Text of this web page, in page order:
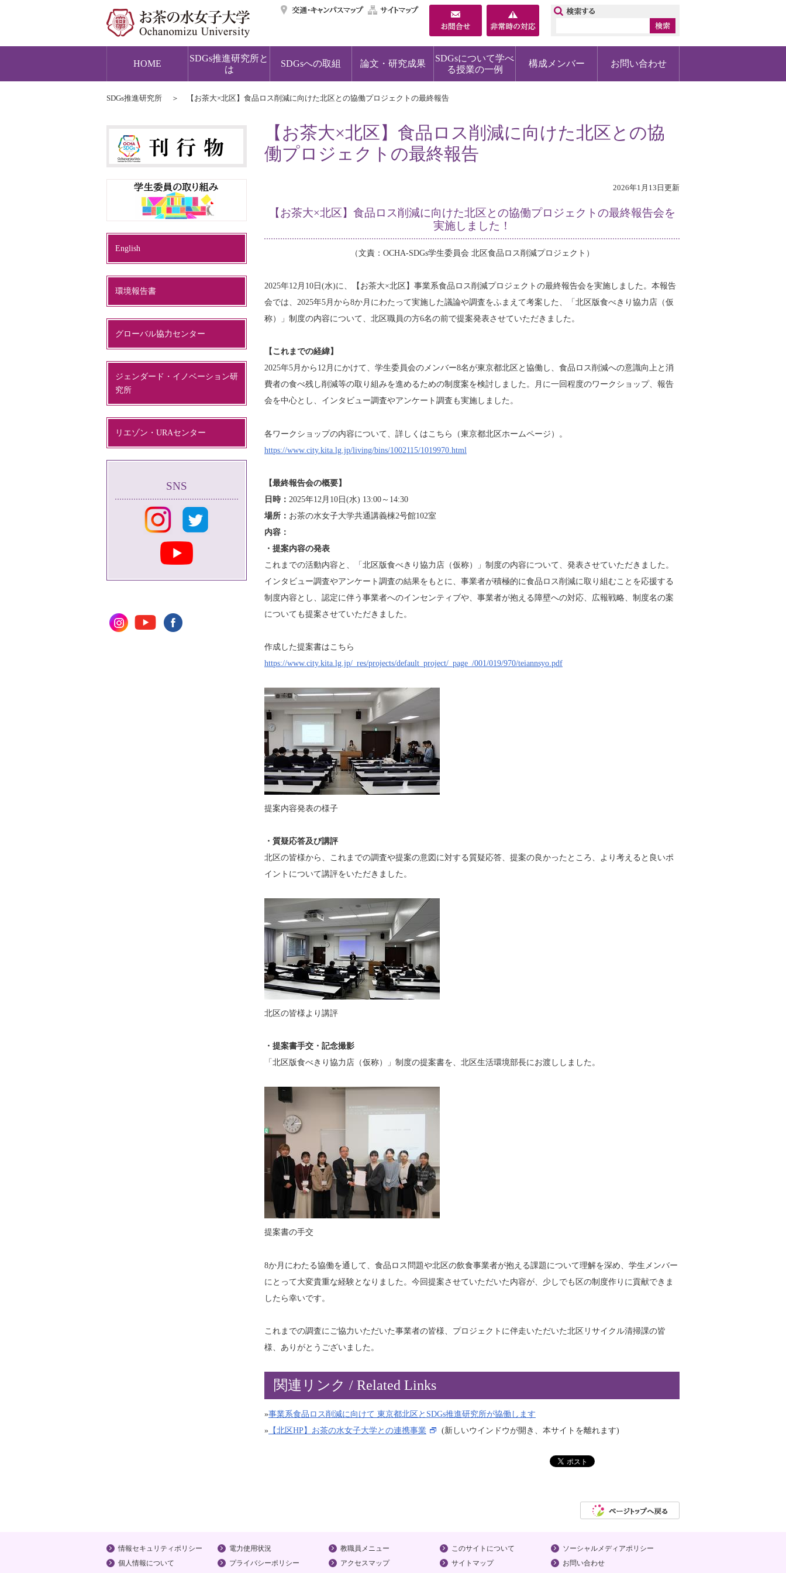
交通・キャンパスマップ
サイトマップ
HOME
SDGs推進研究所と
は
SDGsへの取組 論文・研究成果
SDGsについて学べ
る授業の一例
構成メンバー お問い合わせ
SDGs推進研究所 【お茶大×北区】食品ロス削減に向けた北区との協働プロジェクトの最終報告
【お茶大×北区】食品ロス削減に向けた北区との協
働プロジェクトの最終報告
2026年1月13日更新
【お茶大×北区】食品ロス削減に向けた北区との協働プロジェクトの最終報告会を
実施しました！
（文責：OCHA-SDGs学生委員会 北区食品ロス削減プロジェクト）
2025年12月10日(水)に、【お茶大×北区】事業系食品ロス削減プロジェクトの最終報告会を実施しました。本報告
会では、2025年5月から8か月にわたって実施した議論や調査をふまえて考案した、「北区版食べきり協力店（仮
称）」制度の内容について、北区職員の方6名の前で提案発表させていただきました。
【これまでの経緯】
2025年5月から12月にかけて、学生委員会のメンバー8名が東京都北区と協働し、食品ロス削減への意識向上と消
費者の食べ残し削減等の取り組みを進めるための制度案を検討しました。月に一回程度のワークショップ、報告
会を中心とし、インタビュー調査やアンケート調査も実施しました。
各ワークショップの内容について、詳しくはこちら（東京都北区ホームページ）。
https://www.city.kita.lg.jp/living/bins/1002115/1019970.html
【最終報告会の概要】
日時： 2025年12月10日(水) 13:00～14:30
場所： お茶の水女子大学共通講義棟2号館102室
内容：
・提案内容の発表
これまでの活動内容と、「北区版食べきり協力店（仮称）」制度の内容について、発表させていただきました。
インタビュー調査やアンケート調査の結果をもとに、事業者が積極的に食品ロス削減に取り組むことを応援する
制度内容とし、認定に伴う事業者へのインセンティブや、事業者が抱える障壁への対応、広報戦略、制度名の案
についても提案させていただきました。
作成した提案書はこちら
https://www.city.kita.lg.jp/_res/projects/default_project/_page_/001/019/970/teiannsyo.pdf
提案内容発表の様子
・質疑応答及び講評
北区の皆様から、これまでの調査や提案の意図に対する質疑応答、提案の良かったところ、より考えると良いポ
イントについて講評をいただきました。
北区の皆様より講評
・提案書手交・記念撮影
「北区版食べきり協力店（仮称）」制度の提案書を、北区生活環境部長にお渡ししました。
提案書の手交
8か月にわたる協働を通して、食品ロス問題や北区の飲食事業者が抱える課題について理解を深め、学生メンバー
にとって大変貴重な経験となりました。今回提案させていただいた内容が、少しでも区の制度作りに貢献できま
したら幸いです。
これまでの調査にご協力いただいた事業者の皆様、プロジェクトに伴走いただいた北区リサイクル清掃課の皆
様、ありがとうございました。
関連リンク / Related Links
»事業系食品ロス削減に向けて 東京都北区とSDGs推進研究所が協働します
» 【北区HP】お茶の水女子大学との連携事業 (新しいウインドウが開き、本サイトを離れます)
English
環境報告書
グローバル協力センター
ジェンダード・イノベーション研
究所
リエゾン・URAセンター
SNS
情報セキュリティポリシー 電力使用状況 教職員メニュー このサイトについて ソーシャルメディアポリシー
個人情報について プライバシーポリシー アクセスマップ サイトマップ お問い合わせ